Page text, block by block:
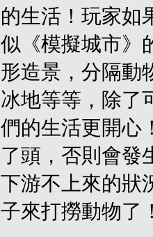
的生活！玩家如
似《模擬城市》
形造景，分隔動
冰地等等，除了
們的生活更開心
了頭，否則會發
下游不上來的狀
子來打撈動物了